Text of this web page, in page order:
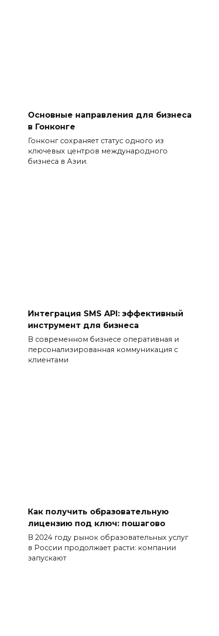
Основные направления для бизнеса
в Гонконге
Гонконг сохраняет статус одного из
ключевых центров международного
бизнеса в Азии.
Интеграция SMS API: эффективный
инструмент для бизнеса
В современном бизнесе оперативная и
персонализированная коммуникация с
клиентами
Как получить образовательную
лицензию под ключ: пошагово
В 2024 году рынок образовательных услуг
в России продолжает расти: компании
запускают